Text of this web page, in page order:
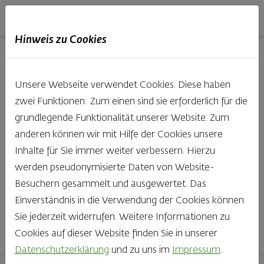
Backstube entdecken
Was gibt es Schöneres, als bei Brot & Gebäck die Qual
der Wahl zu haben? Noch dazu, wenn so großer Wert
auf den kleinen, feinen Unterschied gelegt wird, wie bei
Haubis. Beste Zutaten und Handwerk, das seinen
Namen auch verdient – das schmeckt man einfach!
Finden Sie Ihr Lieblingsprodukt
Hinweis zu Cookies
Unsere Webseite verwendet Cookies. Diese haben
zwei Funktionen: Zum einen sind sie erforderlich für die
grundlegende Funktionalität unserer Website. Zum
anderen können wir mit Hilfe der Cookies unsere
Inhalte für Sie immer weiter verbessern. Hierzu
werden pseudonymisierte Daten von Website-
Besuchern gesammelt und ausgewertet. Das
Einverständnis in die Verwendung der Cookies können
Sie jederzeit widerrufen. Weitere Informationen zu
Cookies auf dieser Website finden Sie in unserer
Datenschutzerklärung und zu uns im Impressum.